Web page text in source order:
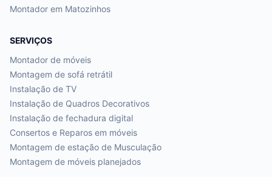
Montador em Matozinhos
SERVIÇOS
Montador de móveis
Montagem de sofá retrátil
Instalação de TV
Instalação de Quadros Decorativos
Instalação de fechadura digital
Consertos e Reparos em móveis
Montagem de estação de Musculação
Montagem de móveis planejados